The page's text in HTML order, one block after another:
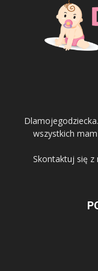
wszystkich
Skontaktuj się z